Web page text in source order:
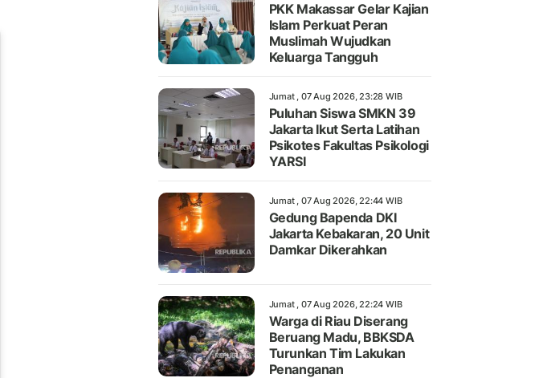
PKK Makassar Gelar Kajian
Islam Perkuat Peran
Muslimah Wujudkan
Keluarga Tangguh
Jumat , 07 Aug 2026, 23:28 WIB
Puluhan Siswa SMKN 39
Jakarta Ikut Serta Latihan
Psikotes Fakultas Psikologi
YARSI
Jumat , 07 Aug 2026, 22:44 WIB
Gedung Bapenda DKI
Jakarta Kebakaran, 20 Unit
Damkar Dikerahkan
Jumat , 07 Aug 2026, 22:24 WIB
Warga di Riau Diserang
Beruang Madu, BBKSDA
Turunkan Tim Lakukan
Penanganan